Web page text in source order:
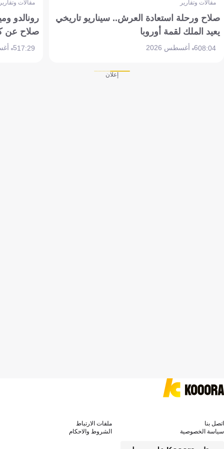
مقالات وتقارير
صلاح ورحلة استعادة العرش.. سيناريو تاريخي
يعيد الملك لقمة أوروبا
08:046 أغسطس 2026
مقالات
رونالدو
صلاح عن
17:295 أغسطس 2026
إعلان
اتصل بنا
ملفات الارتباط
سياسة الخصوصية
الشروط والاحكام